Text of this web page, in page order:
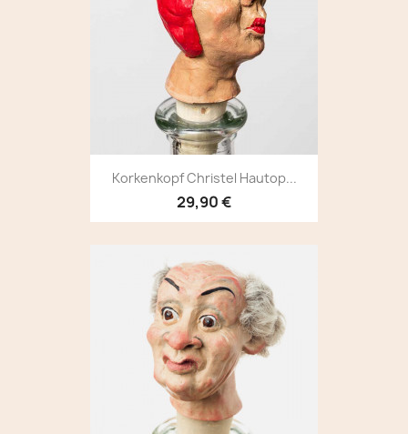
Korkenkopf Christel Hautop...
29,90 €